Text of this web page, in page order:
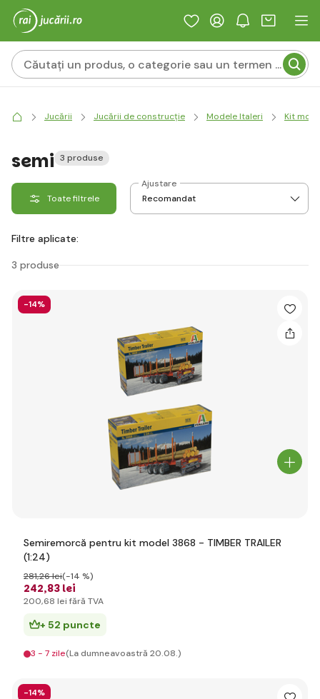
Jucării Jucării de construcție Modele Italeri Kit
semi 3 produse
Toate filtrele
Ajustare
Filtre aplicate:
3 produse
-14%
Semiremorcă pentru kit model 3868 - TIMBER TRAILER
(1:24)
242,83 lei
281,26 lei(-14 %)
200,68 lei fără TVA
+ 52 puncte
3 - 7 zile(La dumneavoastră 20.08.)
-14%